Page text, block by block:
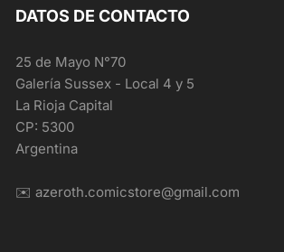
DATOS DE CONTACTO
25 de Mayo N°70
Galería Sussex - Local 4 y 5
La Rioja Capital
CP: 5300
Argentina
✉️ azeroth.comicstore@gmail.com